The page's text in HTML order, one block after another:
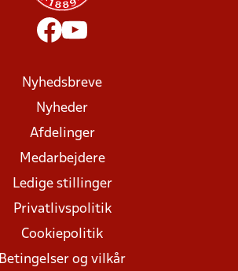
Nyhedsbreve
Nyheder
Afdelinger
Medarbejdere
Ledige stillinger
Privatlivspolitik
Cookiepolitik
Betingelser og vilkår